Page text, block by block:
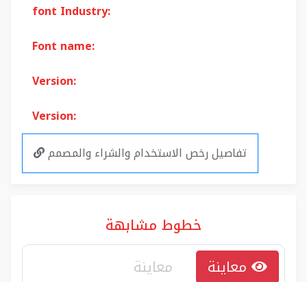
font Industry:
Font name:
Version:
Version:
تفاصيل رخص الاستخدام والشراء والمصمم
خطوط مشابهة